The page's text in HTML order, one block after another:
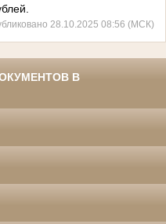
28.10.2025 08:56 (МСК)
В